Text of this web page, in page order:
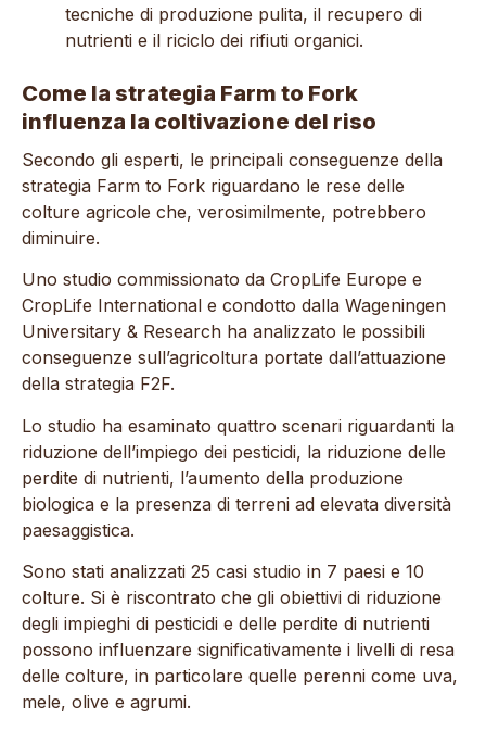
tecniche di produzione pulita, il recupero di
nutrienti e il riciclo dei rifiuti organici.
Come la strategia Farm to Fork
influenza la coltivazione del riso
Secondo gli esperti, le principali conseguenze della
strategia Farm to Fork riguardano le rese delle
colture agricole che, verosimilmente, potrebbero
diminuire.
Uno studio commissionato da CropLife Europe e
CropLife International e condotto dalla Wageningen
Universitary & Research ha analizzato le possibili
conseguenze sull’agricoltura portate dall’attuazione
della strategia F2F.
Lo studio ha esaminato quattro scenari riguardanti la
riduzione dell’impiego dei pesticidi, la riduzione delle
perdite di nutrienti, l’aumento della produzione
biologica e la presenza di terreni ad elevata diversità
paesaggistica.
Sono stati analizzati 25 casi studio in 7 paesi e 10
colture. Si è riscontrato che gli obiettivi di riduzione
degli impieghi di pesticidi e delle perdite di nutrienti
possono influenzare significativamente i livelli di resa
delle colture, in particolare quelle perenni come uva,
mele, olive e agrumi.